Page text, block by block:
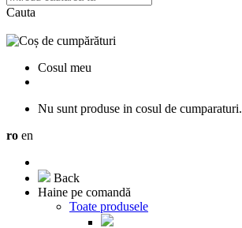
Cauta
Cosul meu
Nu sunt produse in cosul de cumparaturi.
ro en
Back
Haine pe comandă
Toate produsele